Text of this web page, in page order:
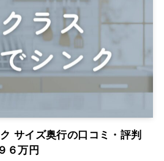
サイズ奥行の口コミ・評判
６万円